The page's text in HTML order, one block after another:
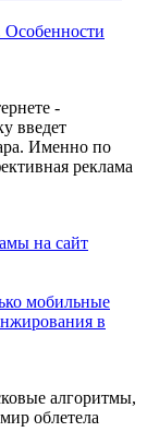
Особенности
-
введет
Именно по
реклама
на сайт
мобильные
в
алгоритмы,
облетела